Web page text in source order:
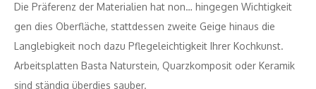
Die Präferenz der Materialien hat non… hingegen Wichtigkeit
gen dies Oberfläche, stattdessen zweite Geige hinaus die
Langlebigkeit noch dazu Pflegeleichtigkeit Ihrer Kochkunst.
Arbeitsplatten Basta Naturstein, Quarzkomposit oder Keramik
sind ständig überdies sauber.